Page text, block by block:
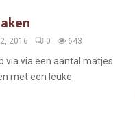
2016 0 643
via via een aantal matjes
met een leuke